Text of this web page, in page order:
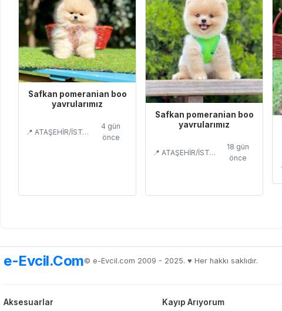
Safkan pomeranian boo
yavrularımız
📍 ATAŞEHİR/İSTANBUL
4 gün
önce
Safkan pomeranian boo
yavrularımız
📍 ATAŞEHİR/İSTANBUL
18 gün
önce
e-Evcil.Com© e-Evcil.com 2009 - 2025. ♥️ Her hakkı saklıdır.
Aksesuarlar
Kayıp Arıyorum